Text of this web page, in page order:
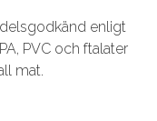
enligt
PVC och ftalater
mat.